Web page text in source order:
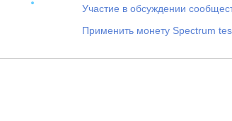
Участие в обсуждении
Применить монету Spectrum